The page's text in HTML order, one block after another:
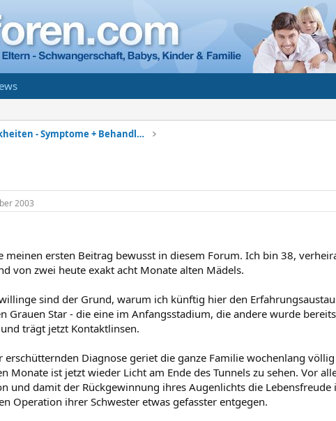
Kinderkrankheiten - Symptome + Behandlung
2003
meinen ersten Beitrag bewusst in diesem Forum. Ich bin 38,
von zwei heute exakt acht Monate alten Mädels.
sind der Grund, warum ich künftig hier den
Grauen Star - die eine im Anfangsstadium, die andere wurde
trägt jetzt Kontaktlinsen.
erschütternden Diagnose geriet die ganze Familie wochenlang
Monate ist jetzt wieder Licht am Ende des Tunnels zu sehen. Vor
und damit der Rückgewinnung ihres Augenlichts die Lebensfreude
Operation ihrer Schwester etwas gefasster entgegen.